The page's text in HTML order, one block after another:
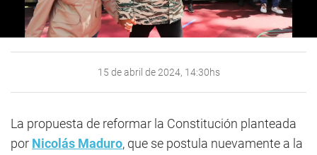
15 de abril de 2024, 14:30hs
La propuesta de reformar la Constitución planteada
por Nicolás Maduro, que se postula nuevamente a la